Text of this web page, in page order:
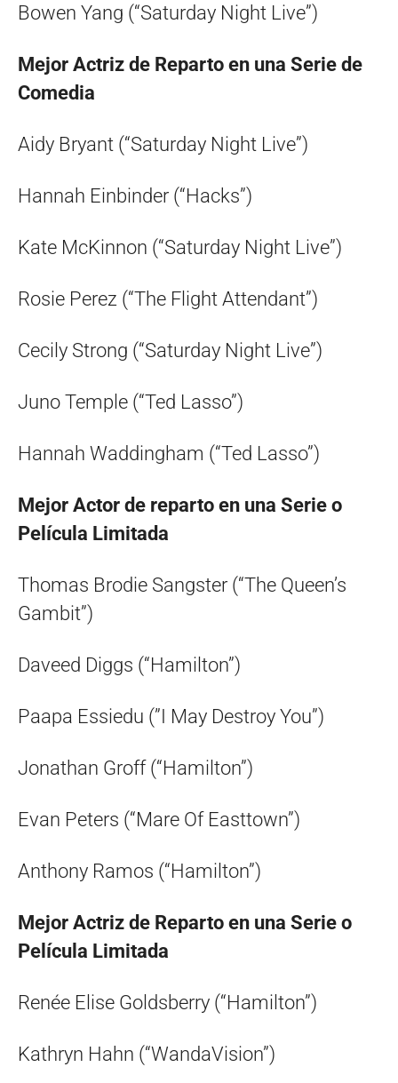
Bowen Yang (“Saturday Night Live”)
Mejor Actriz de Reparto en una Serie de
Comedia
Aidy Bryant (“Saturday Night Live”)
Hannah Einbinder (“Hacks”)
Kate McKinnon (“Saturday Night Live”)
Rosie Perez (“The Flight Attendant”)
Cecily Strong (“Saturday Night Live”)
Juno Temple (“Ted Lasso”)
Hannah Waddingham (“Ted Lasso”)
Mejor Actor de reparto en una Serie o
Película Limitada
Thomas Brodie Sangster (“The Queen’s
Gambit”)
Daveed Diggs (“Hamilton”)
Paapa Essiedu (”I May Destroy You”)
Jonathan Groff (“Hamilton”)
Evan Peters (“Mare Of Easttown”)
Anthony Ramos (“Hamilton”)
Mejor Actriz de Reparto en una Serie o
Película Limitada
Renée Elise Goldsberry (“Hamilton”)
Kathryn Hahn (“WandaVision”)